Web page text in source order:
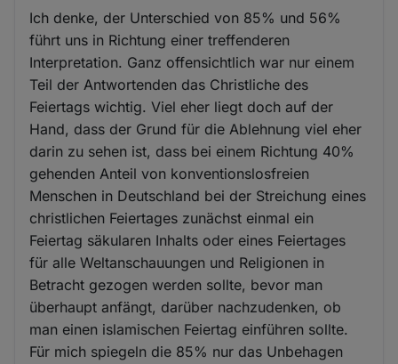
Ich denke, der Unterschied von 85% und 56%
führt uns in Richtung einer treffenderen
Interpretation. Ganz offensichtlich war nur einem
Teil der Antwortenden das Christliche des
Feiertags wichtig. Viel eher liegt doch auf der
Hand, dass der Grund für die Ablehnung viel eher
darin zu sehen ist, dass bei einem Richtung 40%
gehenden Anteil von konventionslosfreien
Menschen in Deutschland bei der Streichung eines
christlichen Feiertages zunächst einmal ein
Feiertag säkularen Inhalts oder eines Feiertages
für alle Weltanschauungen und Religionen in
Betracht gezogen werden sollte, bevor man
überhaupt anfängt, darüber nachzudenken, ob
man einen islamischen Feiertag einführen sollte.
Für mich spiegeln die 85% nur das Unbehagen